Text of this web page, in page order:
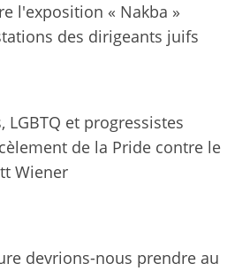
l'exposition « Nakba »
des dirigeants juifs
LGBTQ et progressistes
de la Pride contre le
Wiener
devrions-nous prendre au